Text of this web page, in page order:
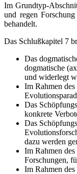
Im Grundtyp-
und regen
behandelt.
Das Schlußkapitel 7
Das
dogmatische
und widerlegt
Im Rahmen
Das
konkrete
Das
dazu werden
Im Rahmen
Forschungen,
Im Rahmen